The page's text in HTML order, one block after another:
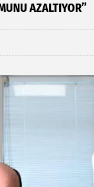
AZALTIYOR”